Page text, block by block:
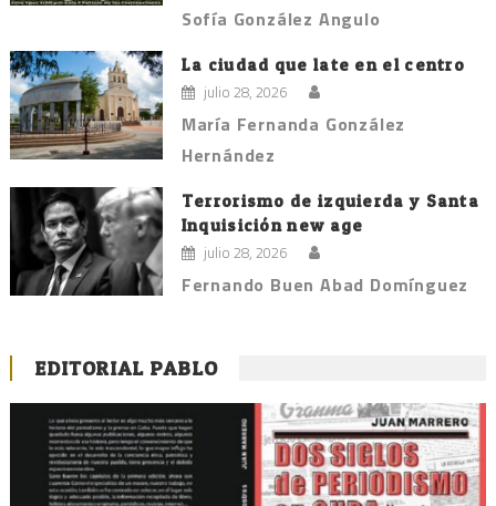
Sofía González Angulo
La ciudad que late en el centro
julio 28, 2026
María Fernanda González
Hernández
Terrorismo de izquierda y Santa
Inquisición new age
julio 28, 2026
Fernando Buen Abad Domínguez
EDITORIAL PABLO